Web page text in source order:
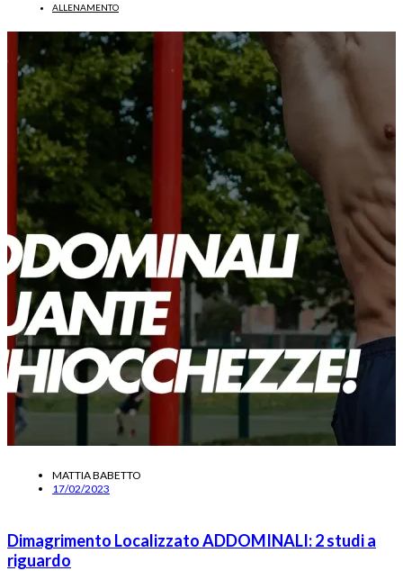
ALLENAMENTO
MATTIA BABETTO
17/02/2023
Dimagrimento Localizzato ADDOMINALI: 2 studi a
riguardo